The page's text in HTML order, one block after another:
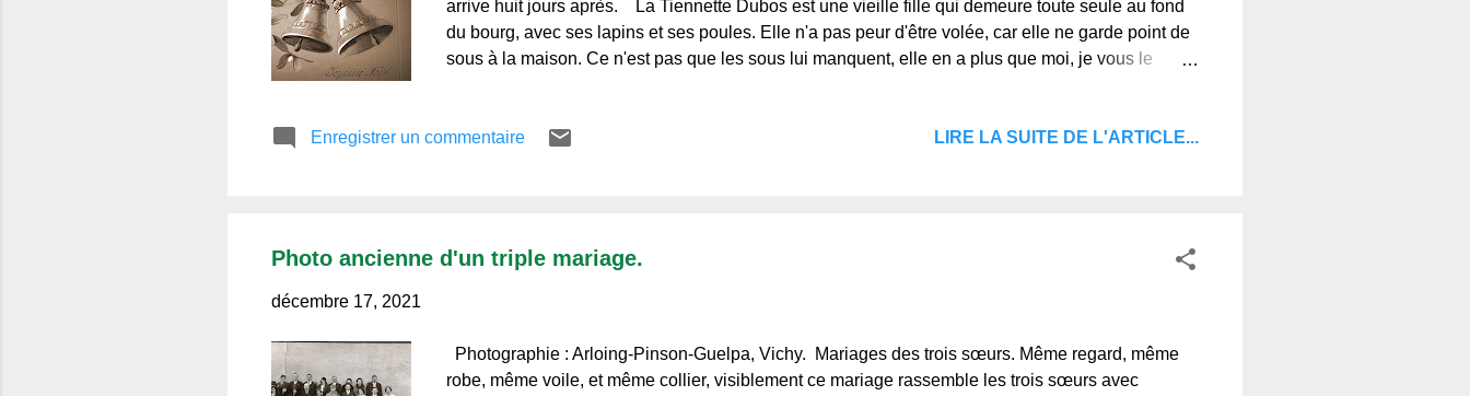
arrive huit jours après. La Tiennette Dubos est une vieille fille qui demeure toute seule au fond
du bourg, avec ses lapins et ses poules. Elle n'a pas peur d'être volée, car elle ne garde point de
sous à la maison. Ce n'est pas que les sous lui manquent, elle en a plus que moi, je vous le
s'appellent Tienne tous les quatre. Il y a le Tien...
Enregistrer un commentaire LIRE LA SUITE DE L'ARTICLE...
Photo ancienne d'un triple mariage.
décembre 17, 2021
Photographie : Arloing-Pinson-Guelpa, Vichy. Mariages des trois sœurs. Même regard, même
robe, même voile, et même collier, visiblement ce mariage rassemble les trois sœurs avec